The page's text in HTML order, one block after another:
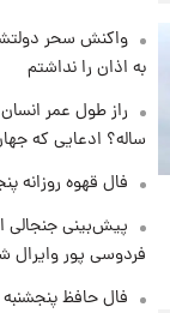
۱ روز پیش
واکنش سحر
به اذان را نداشتم
ساله؟ ادعایی که
فال قهوه روزانه پنجشنبه ۱۵
پیش‌بینی جنجالی
فردوسی پور وایرال
فال حافظ پنجشنبه ۱۵ مرداد ماه ۱۴۰۵